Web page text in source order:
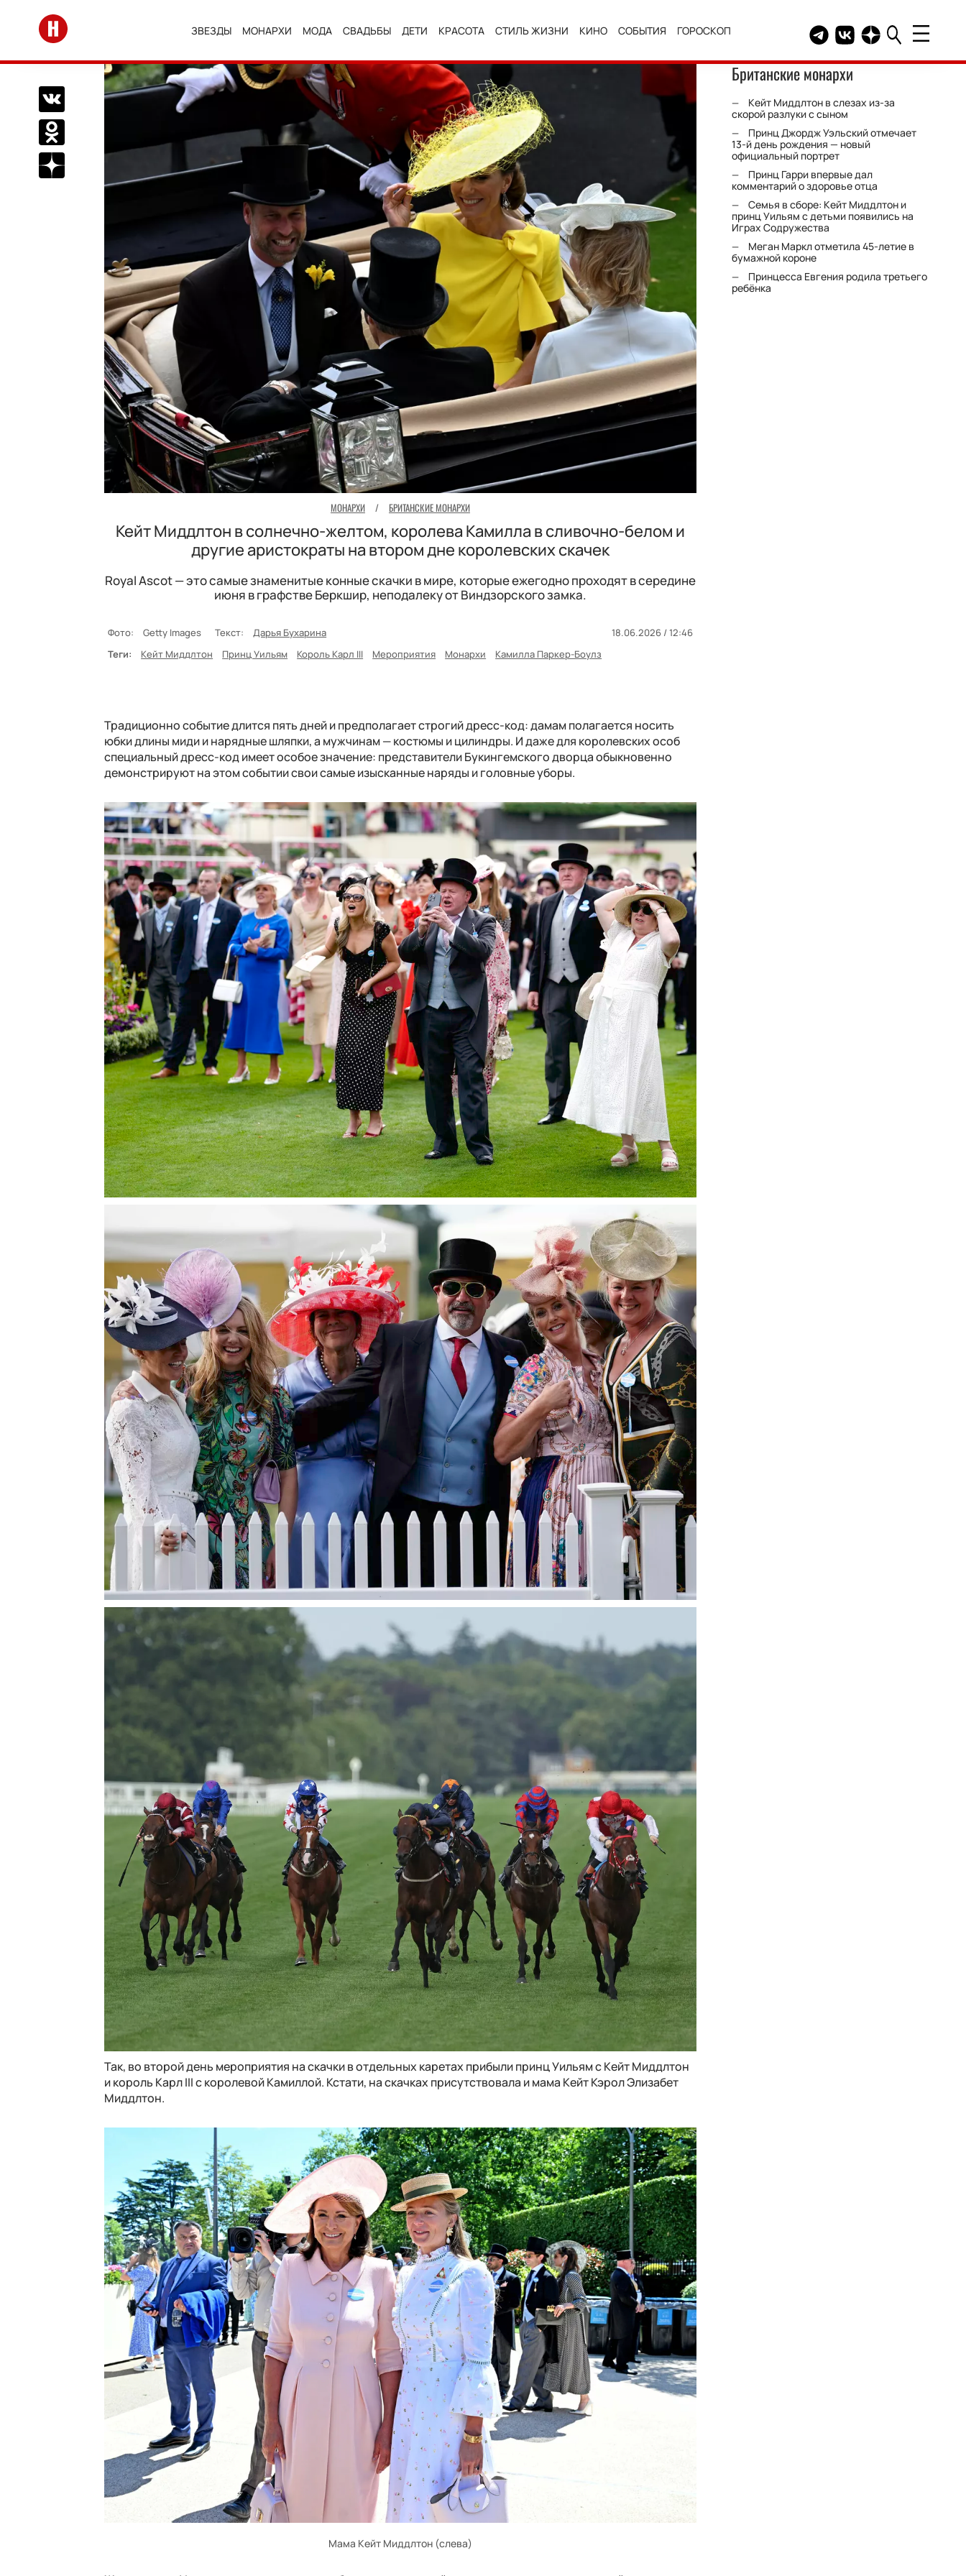
Перейти на главную
ЗВЕЗДЫ МОНАРХИ МОДА СВАДЬБЫ ДЕТИ КРАСОТА СТИЛЬ ЖИЗНИ КИНО СОБЫТИЯ ГОРОСКОП Telegram канал HELLO
Группа HELLO
Канал HELLO в
Поделиться Вконтакте
Поделиться в Одноклассниках
Подписаться на нас в Дзен
МОНАРХИ / БРИТАНСКИЕ МОНАРХИ
Кейт Миддлтон в солнечно-желтом, королева Камилла в сливочно-белом и
другие аристократы на втором дне королевских скачек
Royal Ascot — это самые знаменитые конные скачки в мире, которые ежегодно проходят в середине
июня в графстве Беркшир, неподалеку от Виндзорского замка.
Фото: Getty Images Текст: Дарья Бухарина
18.06.2026 / 12:46
Теги:
Кейт Миддлтон Принц Уильям Король Карл III Мероприятия Монархи Камилла Паркер-Боулз
Традиционно событие длится пять дней и предполагает строгий дресс-код: дамам полагается носить
юбки длины миди и нарядные шляпки, а мужчинам — костюмы и цилиндры. И даже для королевских особ
специальный дресс-код имеет особое значение: представители Букингемского дворца обыкновенно
демонстрируют на этом событии свои самые изысканные наряды и головные уборы.
Так, во второй день мероприятия на скачки в отдельных каретах прибыли принц Уильям с Кейт Миддлтон
и король Карл III с королевой Камиллой. Кстати, на скачках присутствовала и мама Кейт Кэрол Элизабет
Миддлтон.
Мама Кейт Миддлтон (слева)
Британские монархи
Кейт Миддлтон в слезах из-за
скорой разлуки с сыном
Принц Джордж Уэльский отмечает
13-й день рождения — новый
официальный портрет
Принц Гарри впервые дал
комментарий о здоровье отца
Семья в сборе: Кейт Миддлтон и
принц Уильям с детьми появились на
Играх Содружества
Меган Маркл отметила 45-летие в
бумажной короне
Принцесса Евгения родила третьего
ребёнка